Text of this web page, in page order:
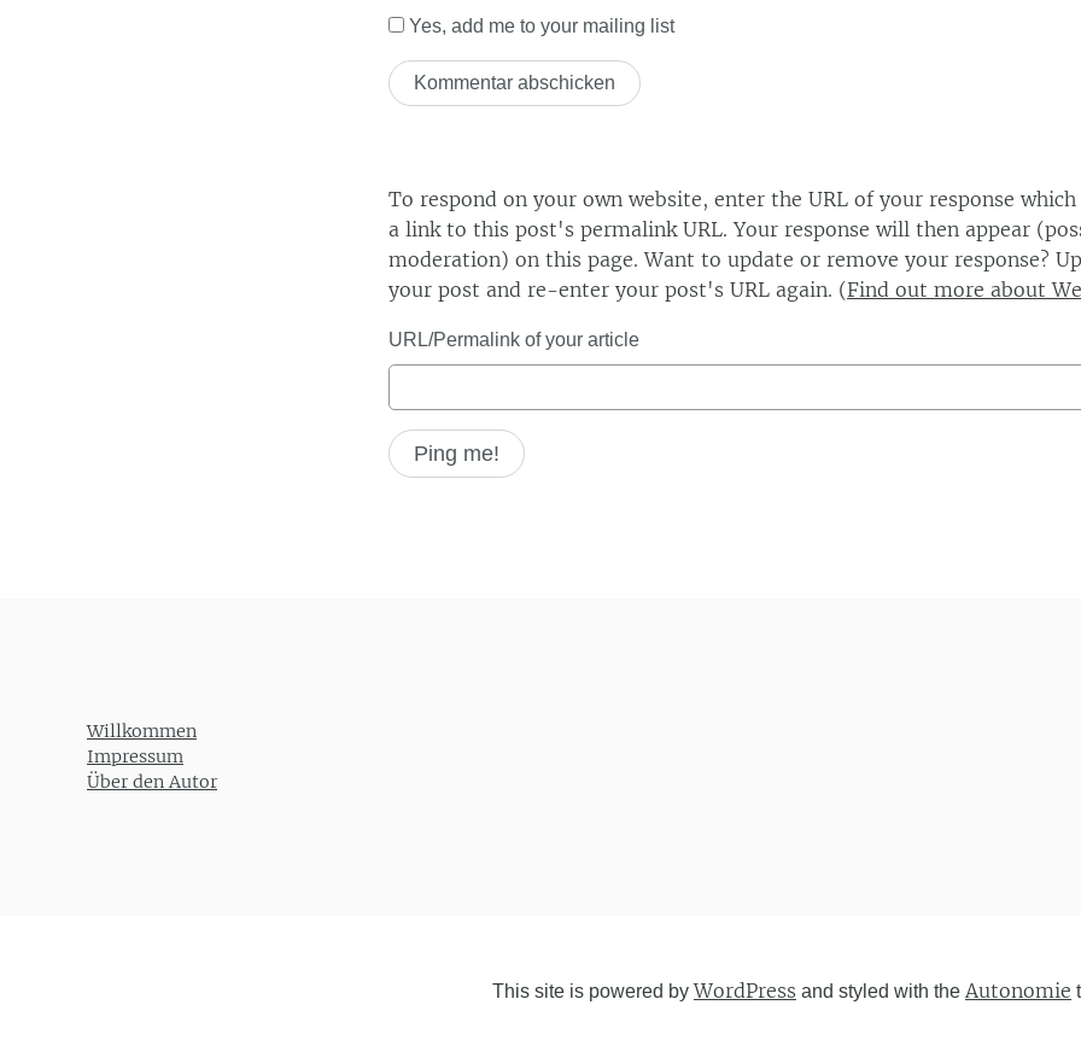
Yes, add me to your mailing list
To respond on your own website, enter the URL of your response
a link to this post's permalink URL. Your response will then appear
moderation) on this page. Want to update or remove your response?
your post and re-enter your post's URL again. (Find out more about
URL/Permalink of your article
Willkommen
Impressum
Über den Autor
This site is powered byWordPress and styled with the Autonomie